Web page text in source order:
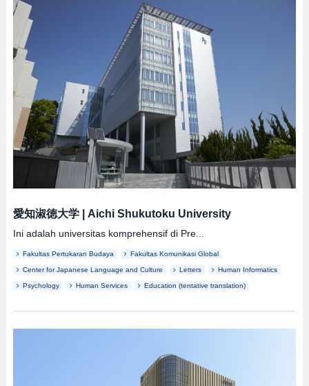
愛知淑徳大学| Aichi Shukutoku University
Ini adalah universitas komprehensif di Pre...
Fakultas Pertukaran Budaya Fakultas Komunikasi Global
Center for Japanese Language and Culture Letters Human Informatics
Psychology Human Services Education (tentative translation)